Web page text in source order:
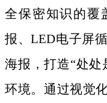
全保密知识的覆
报、LED电子屏
海报，打造“处处
环境。通过视觉